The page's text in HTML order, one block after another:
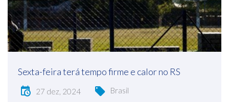
Sexta-feira terá tempo firme e calor no RS
27 dez, 2024 Brasil